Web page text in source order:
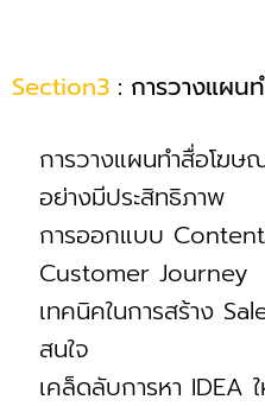
Section3 : การวางแผน
การวางแผนทำสื่อโฆ
อย่างมีประสิทธิภาพ
การออกแบบ
Customer Journey
เทคนิคในการสร้าง
สนใจ
เคล็ดลับการหา IDEA